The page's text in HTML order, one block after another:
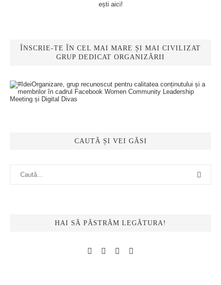
ești aici!
ÎNSCRIE-TE ÎN CEL MAI MARE ȘI MAI CIVILIZAT
GRUP DEDICAT ORGANIZĂRII
CAUTĂ ȘI VEI GĂSI
HAI SĂ PĂSTRĂM LEGĂTURA!